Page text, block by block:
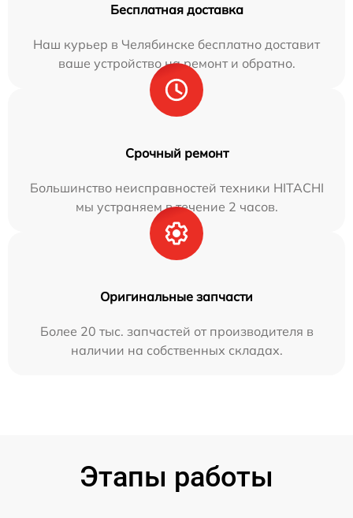
Бесплатная доставка
Наш курьер в Челябинске бесплатно доставит
ваше устройство на ремонт и обратно.
Срочный ремонт
Большинство неисправностей техники HITACHI
мы устраняем в течение 2 часов.
Оригинальные запчасти
Более 20 тыс. запчастей от производителя в
наличии на собственных складах.
Этапы работы